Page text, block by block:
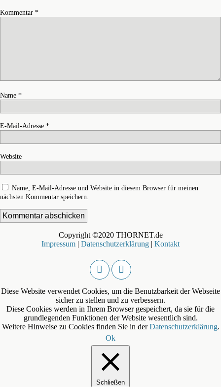
Kommentar *
Name *
E-Mail-Adresse *
Website
Name, E-Mail-Adresse und Website in diesem Browser für meinen
nächsten Kommentar speichern.
Copyright ©2020 THORNET.de
Impressum | Datenschutzerklärung | Kontakt
Diese Website verwendet Cookies, um die Benutzbarkeit der Webseite
sicher zu stellen und zu verbessern.
Diese Cookies werden in Ihrem Browser gespeichert, da sie für die
grundlegenden Funktionen der Website wesentlich sind.
Weitere Hinweise zu Cookies finden Sie in derDatenschutzerklärung.
Ok
Schließen